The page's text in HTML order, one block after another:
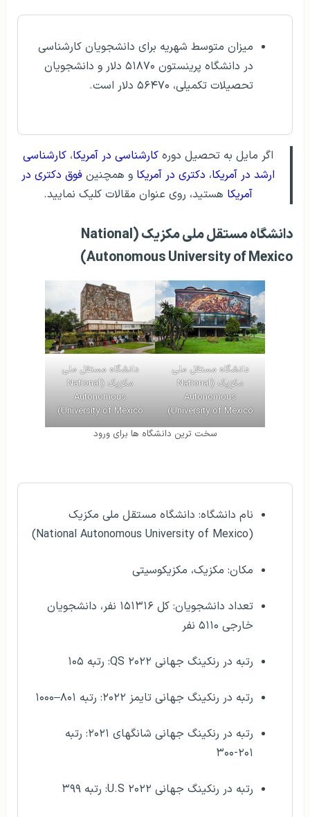
میزان متوسط شهریه برای دانشجویان کارشناسی
در دانشگاه پرینستون ۵۱۸۷۰ دلار و دانشجویان
تحصیلات تکمیلی، ۵۶۴۷۰ دلار است.
اگر مایل به تحصیل دوره کارشناسی در آمریکا، کارشناسی
ارشد در آمریکا، دکتری در آمریکا و همچنین فوق دکتری در
آمریکا هستید، روی عنوان مقالات کلیک نمایید.
دانشگاه مستقل ملی مکزیک (National
Autonomous University of Mexico)
دانشگاه مستقل ملی
مکزیک (National
Autonomous
University of Mexico)
دانشگاه مستقل ملی
مکزیک (National
Autonomous
University of Mexico)
سخت ترین دانشگاه ها برای ورود
نام دانشگاه: دانشگاه مستقل ملی مکزیک
(National Autonomous University of Mexico)
مکان: مکزیک، مکزیکوسیتی
تعداد دانشجویان: کل ۱۵۱۳۱۶ نفر، دانشجویان
خارجی ۵۱۱۰ نفر
رتبه در رنکینگ جهانی QS ۲۰۲۲: رتبه ۱۰۵
رتبه در رنکینگ جهانی تایمز ۲۰۲۲: رتبه ۸۰۱–۱۰۰۰
رتبه در رنکینگ جهانی شانگهای ۲۰۲۱: رتبه
۲۰۱-۳۰۰
رتبه در رنکینگ جهانی U.S ۲۰۲۲: رتبه ۳۹۹